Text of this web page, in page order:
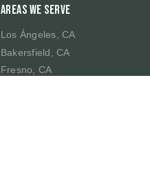
Areas We Serve
Los Ángeles, CA
Bakersfield, CA
Fresno, CA